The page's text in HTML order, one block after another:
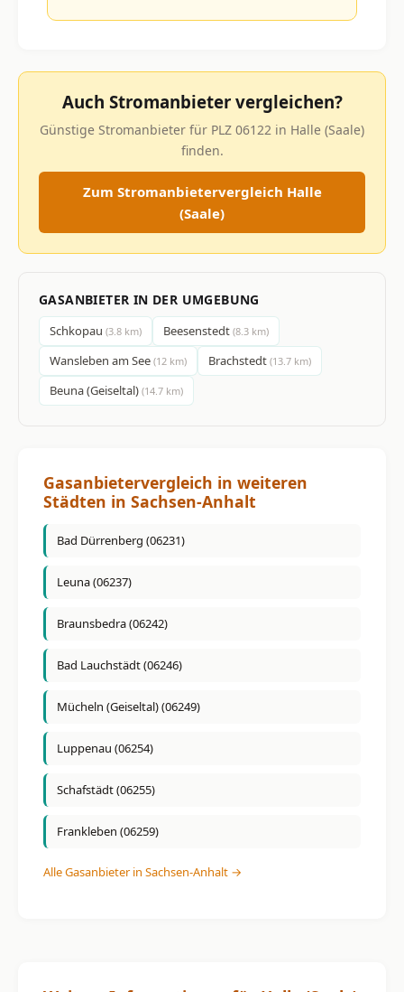
Auch Stromanbieter vergleichen?
Günstige Stromanbieter für PLZ 06122 in Halle (Saale)
finden.
Zum Stromanbietervergleich Halle
(Saale)
GASANBIETER IN DER UMGEBUNG
Schkopau (3.8 km) Beesenstedt (8.3 km)
Wansleben am See (12 km) Brachstedt (13.7 km)
Beuna (Geiseltal) (14.7 km)
Gasanbietervergleich in weiteren
Städten in Sachsen-Anhalt
Bad Dürrenberg (06231)
Leuna (06237)
Braunsbedra (06242)
Bad Lauchstädt (06246)
Mücheln (Geiseltal) (06249)
Luppenau (06254)
Schafstädt (06255)
Frankleben (06259)
Alle Gasanbieter in Sachsen-Anhalt →